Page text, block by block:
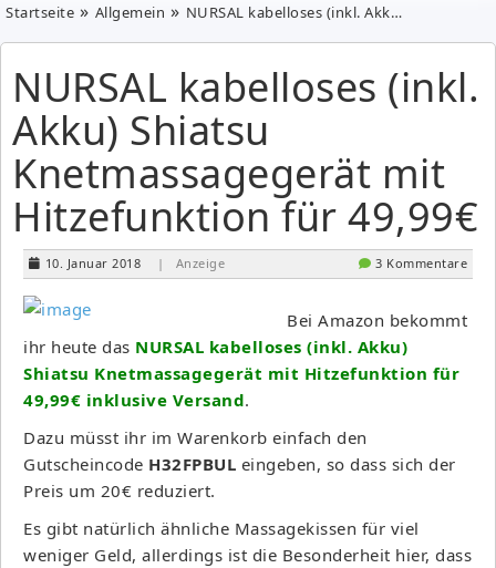
Startseite Allgemein NURSAL kabelloses (inkl. Akku) Shiatsu Knetmassagegerät mit Hitzefunktion für 49,99€
NURSAL kabelloses (inkl.
Akku) Shiatsu
Knetmassagegerät mit
Hitzefunktion für 49,99€
10. Januar 2018 | Anzeige 3 Kommentare
Bei Amazon bekommt
ihr heute das NURSAL kabelloses (inkl. Akku)
Shiatsu Knetmassagegerät mit Hitzefunktion für
49,99€ inklusive Versand.
Dazu müsst ihr im Warenkorb einfach den
Gutscheincode H32FPBUL eingeben, so dass sich der
Preis um 20€ reduziert.
Es gibt natürlich ähnliche Massagekissen für viel
weniger Geld, allerdings ist die Besonderheit hier, dass